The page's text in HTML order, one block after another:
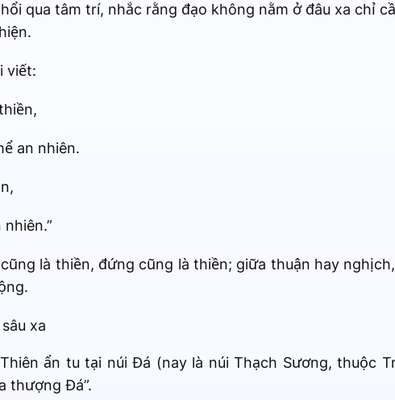
qua tâm trí, nhắc rằng đạo không nằm ở đâu xa chỉ
viết:
an nhiên.
là thiền, đứng cũng là thiền; giữa thuận hay
xa
ẩn tu tại núi Đá (nay là núi Thạch Sương, thuộc
thượng Đá”.